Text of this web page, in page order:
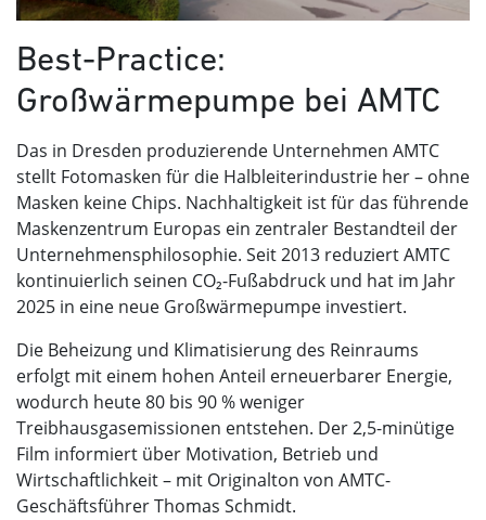
Best-Practice:
Großwärmepumpe bei AMTC
Das in Dresden produzierende Unternehmen AMTC
stellt Fotomasken für die Halbleiterindustrie her – ohne
Masken keine Chips. Nachhaltigkeit ist für das führende
Maskenzentrum Europas ein zentraler Bestandteil der
Unternehmensphilosophie. Seit 2013 reduziert AMTC
kontinuierlich seinen CO₂-Fußabdruck und hat im Jahr
2025 in eine neue Großwärmepumpe investiert.
Die Beheizung und Klimatisierung des Reinraums
erfolgt mit einem hohen Anteil erneuerbarer Energie,
wodurch heute 80 bis 90 % weniger
Treibhausgasemissionen entstehen. Der 2,5-minütige
Film informiert über Motivation, Betrieb und
Wirtschaftlichkeit – mit Originalton von AMTC-
Geschäftsführer Thomas Schmidt.